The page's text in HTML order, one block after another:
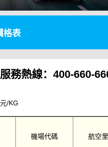
格表
務熱線：400-660-
/KG
機場代碼 航空